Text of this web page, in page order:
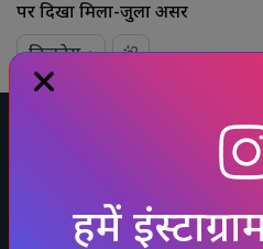
हमें
पर दिखा मिला-जुला असर
बिजनेस
Sitemap